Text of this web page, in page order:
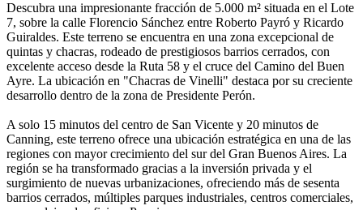
Descubra una impresionante fracción de 5.000 m² situada en el Lote
7, sobre la calle Florencio Sánchez entre Roberto Payró y Ricardo
Guiraldes. Este terreno se encuentra en una zona excepcional de
quintas y chacras, rodeado de prestigiosos barrios cerrados, con
excelente acceso desde la Ruta 58 y el cruce del Camino del Buen
Ayre. La ubicación en "Chacras de Vinelli" destaca por su creciente
desarrollo dentro de la zona de Presidente Perón.
A solo 15 minutos del centro de San Vicente y 20 minutos de
Canning, este terreno ofrece una ubicación estratégica en una de las
regiones con mayor crecimiento del sur del Gran Buenos Aires. La
región se ha transformado gracias a la inversión privada y el
surgimiento de nuevas urbanizaciones, ofreciendo más de sesenta
barrios cerrados, múltiples parques industriales, centros comerciales,